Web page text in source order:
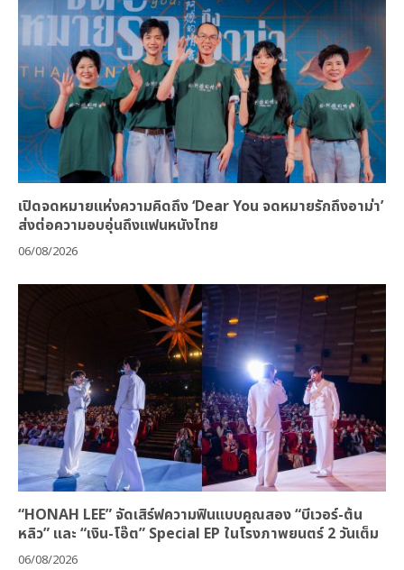
เปิดจดหมายแห่งความคิดถึง ‘Dear You จดหมายรักถึงอาม่า’
ส่งต่อความอบอุ่นถึงแฟนหนังไทย
06/08/2026
“HONAH LEE” จัดเสิร์ฟความฟินแบบคูณสอง “บีเวอร์-ต้น
หลิว” และ “เงิน-โอ๊ต” Special EP ในโรงภาพยนตร์ 2 วันเต็ม
06/08/2026